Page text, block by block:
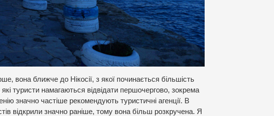
вона ближче до Нікосії, з якої починається більшість
туристи намагаються відвідати першочергово, зокрема
значно частіше рекомендують туристичні агенції. В
відкрили значно раніше, тому вона більш розкручена. Я